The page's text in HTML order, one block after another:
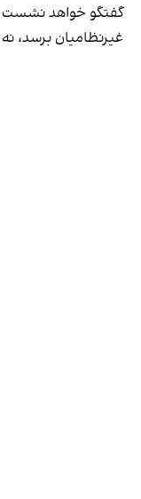
گفتگو خواهد نشست
غیرنظامیان برسد،